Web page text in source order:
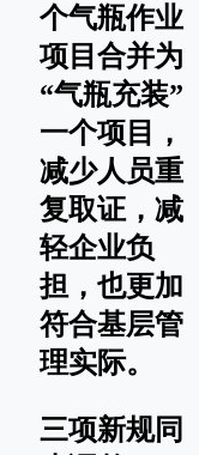
个气瓶作业
项目合并为
“气瓶充装”
一个项目，
减少人员重
复取证，减
轻企业负
担，也更加
符合基层管
理实际。
三项新规同